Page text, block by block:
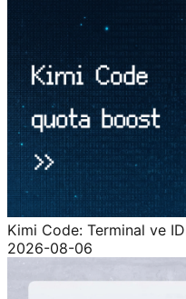
Kimi Code: Terminal ve
2026-08-06